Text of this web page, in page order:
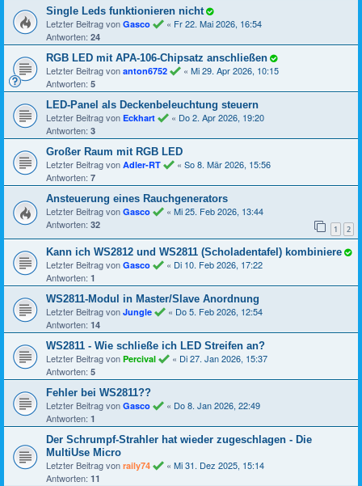
Single Leds funktionieren nicht
Letzter Beitrag von Gasco « Fr 22. Mai 2026, 16:54
Antworten: 24
RGB LED mit APA-106-Chipsatz anschließen
Letzter Beitrag von anton6752 « Mi 29. Apr 2026, 10:15
Antworten: 5
LED-Panel als Deckenbeleuchtung steuern
Letzter Beitrag von Eckhart « Do 2. Apr 2026, 19:20
Antworten: 3
Großer Raum mit RGB LED
Letzter Beitrag von Adler-RT « So 8. Mär 2026, 15:56
Antworten: 7
Ansteuerung eines Rauchgenerators
Letzter Beitrag von Gasco « Mi 25. Feb 2026, 13:44
Antworten: 32 1 2
Kann ich WS2812 und WS2811 (Scholadentafel) kombiniere
Letzter Beitrag von Gasco « Di 10. Feb 2026, 17:22
Antworten: 1
WS2811-Modul in Master/Slave Anordnung
Letzter Beitrag von Jungle « Do 5. Feb 2026, 12:54
Antworten: 14
WS2811 - Wie schließe ich LED Streifen an?
Letzter Beitrag von Percival « Di 27. Jan 2026, 15:37
Antworten: 5
Fehler bei WS2811??
Letzter Beitrag von Gasco « Do 8. Jan 2026, 22:49
Antworten: 1
Der Schrumpf-Strahler hat wieder zugeschlagen - Die
MultiUse Micro
Letzter Beitrag von raily74 « Mi 31. Dez 2025, 15:14
Antworten: 11